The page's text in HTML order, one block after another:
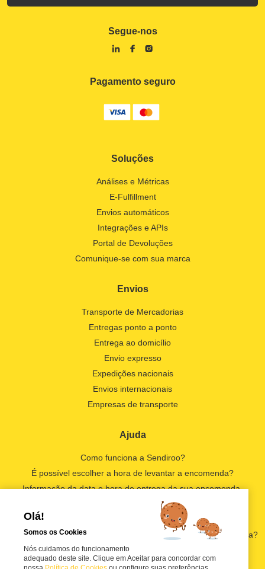
Segue-nos
Pagamento seguro
Soluções
Análises e Métricas
E-Fulfillment
Envios automáticos
Integrações e APIs
Portal de Devoluções
Comunique-se com sua marca
Envios
Transporte de Mercadorias
Entregas ponto a ponto
Entrega ao domicílio
Envio expresso
Expedições nacionais
Envios internacionais
Empresas de transporte
Ajuda
Como funciona a Sendiroo?
É possível escolher a hora de levantar a encomenda?
Informação da data e hora de entrega da sua encomenda.
Por que é que não posso descarregar as etiquetas?
Como descarregar faturas?
E se eu não estivesse em casa quando recolherem a encomenda?
Olá!
Somos os Cookies
Nós cuidamos do funcionamento
adequado deste site. Clique em Aceitar para concordar com